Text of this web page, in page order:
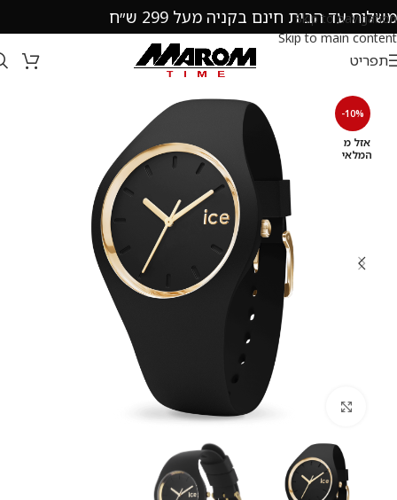
Skip to navigation
Skip to main content
משלוח עד הבית חינם בקניה מעל 299 ש״ח
תפריט
-10%
אזל מ
המלאי